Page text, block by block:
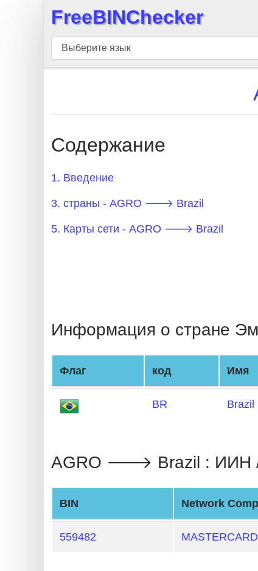
БИН
шашка
БИН
номер
БИН
API
Generator
BIN
from
Banks
Credit
Card
Card
Random
Credit
Generator
FreeBINChecker
Содержание
1. Введение
3. страны - AGRO 🡒 Brazil
5. Карты сети - AGRO 🡒 Brazil
Информация о стране
Флаг код Имя
BR Brazil
AGRO 🡒 Brazil : ИИН /
BIN Network
559482 MASTERCARD